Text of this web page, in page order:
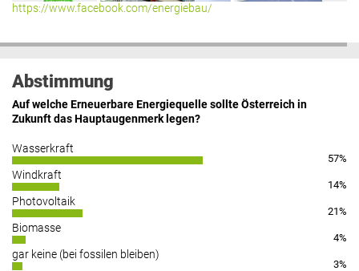
https://www.facebook.com/energiebau/
Abstimmung
Auf welche Erneuerbare Energiequelle sollte Österreich in
Zukunft das Hauptaugenmerk legen?
Wasserkraft
57%
Windkraft
14%
Photovoltaik
21%
Biomasse
4%
gar keine (bei fossilen bleiben)
3%